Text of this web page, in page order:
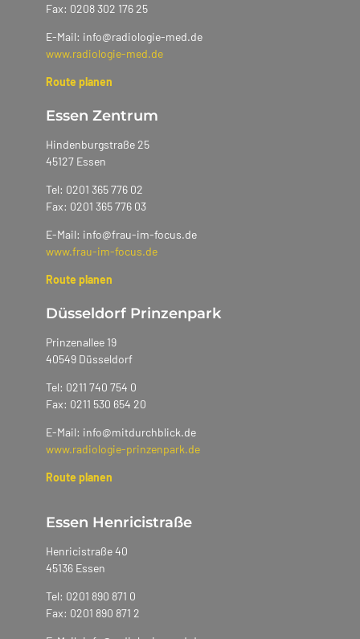
Fax: 0208 302 176 25
E-Mail: info@radiologie-med.de
www.radiologie-med.de
Route planen
Essen Zentrum
Hindenburgstraße 25
45127 Essen
Tel: 0201 365 776 02
Fax: 0201 365 776 03
E-Mail: info@frau-im-focus.de
www.frau-im-focus.de
Route planen
Düsseldorf Prinzenpark
Prinzenallee 19
40549 Düsseldorf
Tel: 0211 740 754 0
Fax: 0211 530 654 20
E-Mail: info@mitdurchblick.de
www.radiologie-prinzenpark.de
Route planen
Essen Henricistraße
Henricistraße 40
45136 Essen
Tel: 0201 890 871 0
Fax: 0201 890 871 2